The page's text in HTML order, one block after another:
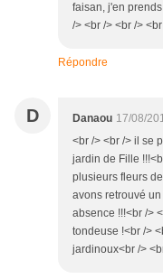
faisan, j'en
/> <br /> <br />
Répondre
D Danaou 17/08/
<br /> <br /> il se
jardin de Fille
plusieurs fleurs
avons retrouvé
absence !!!<br />
tondeuse !<br />
jardinoux<br />